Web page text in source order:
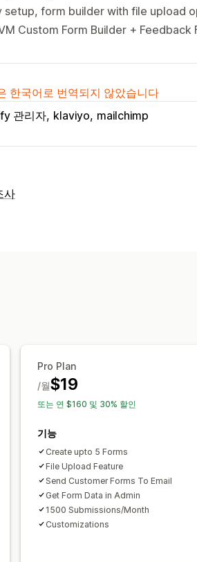
setup, form builder with file upload
Custom Form Builder + Feedback
한국어로 번역되지 않았습니다
관리자 klaviyo mailchimp
형
자동 동기화
사
데이터 내보내기
Pro Plan
$19
/월
또는 연 $160 및 30% 할인
기능
Create upto 5 Forms
File Upload Feature
Send Customer Forms To Email
Get Form Data in Admin
1500 Submissions/Month
Customizations